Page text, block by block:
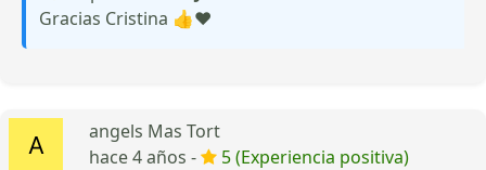
Gracias Cristina 👍❤️
angels Mas Tort
hace 4 años -
5 (Experiencia positiva)